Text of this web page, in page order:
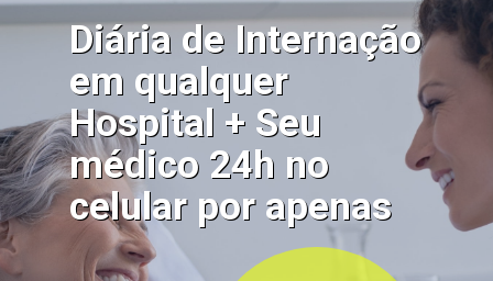
Diária de Internação
em qualquer
Hospital + Seu
médico 24h no
celular por apenas